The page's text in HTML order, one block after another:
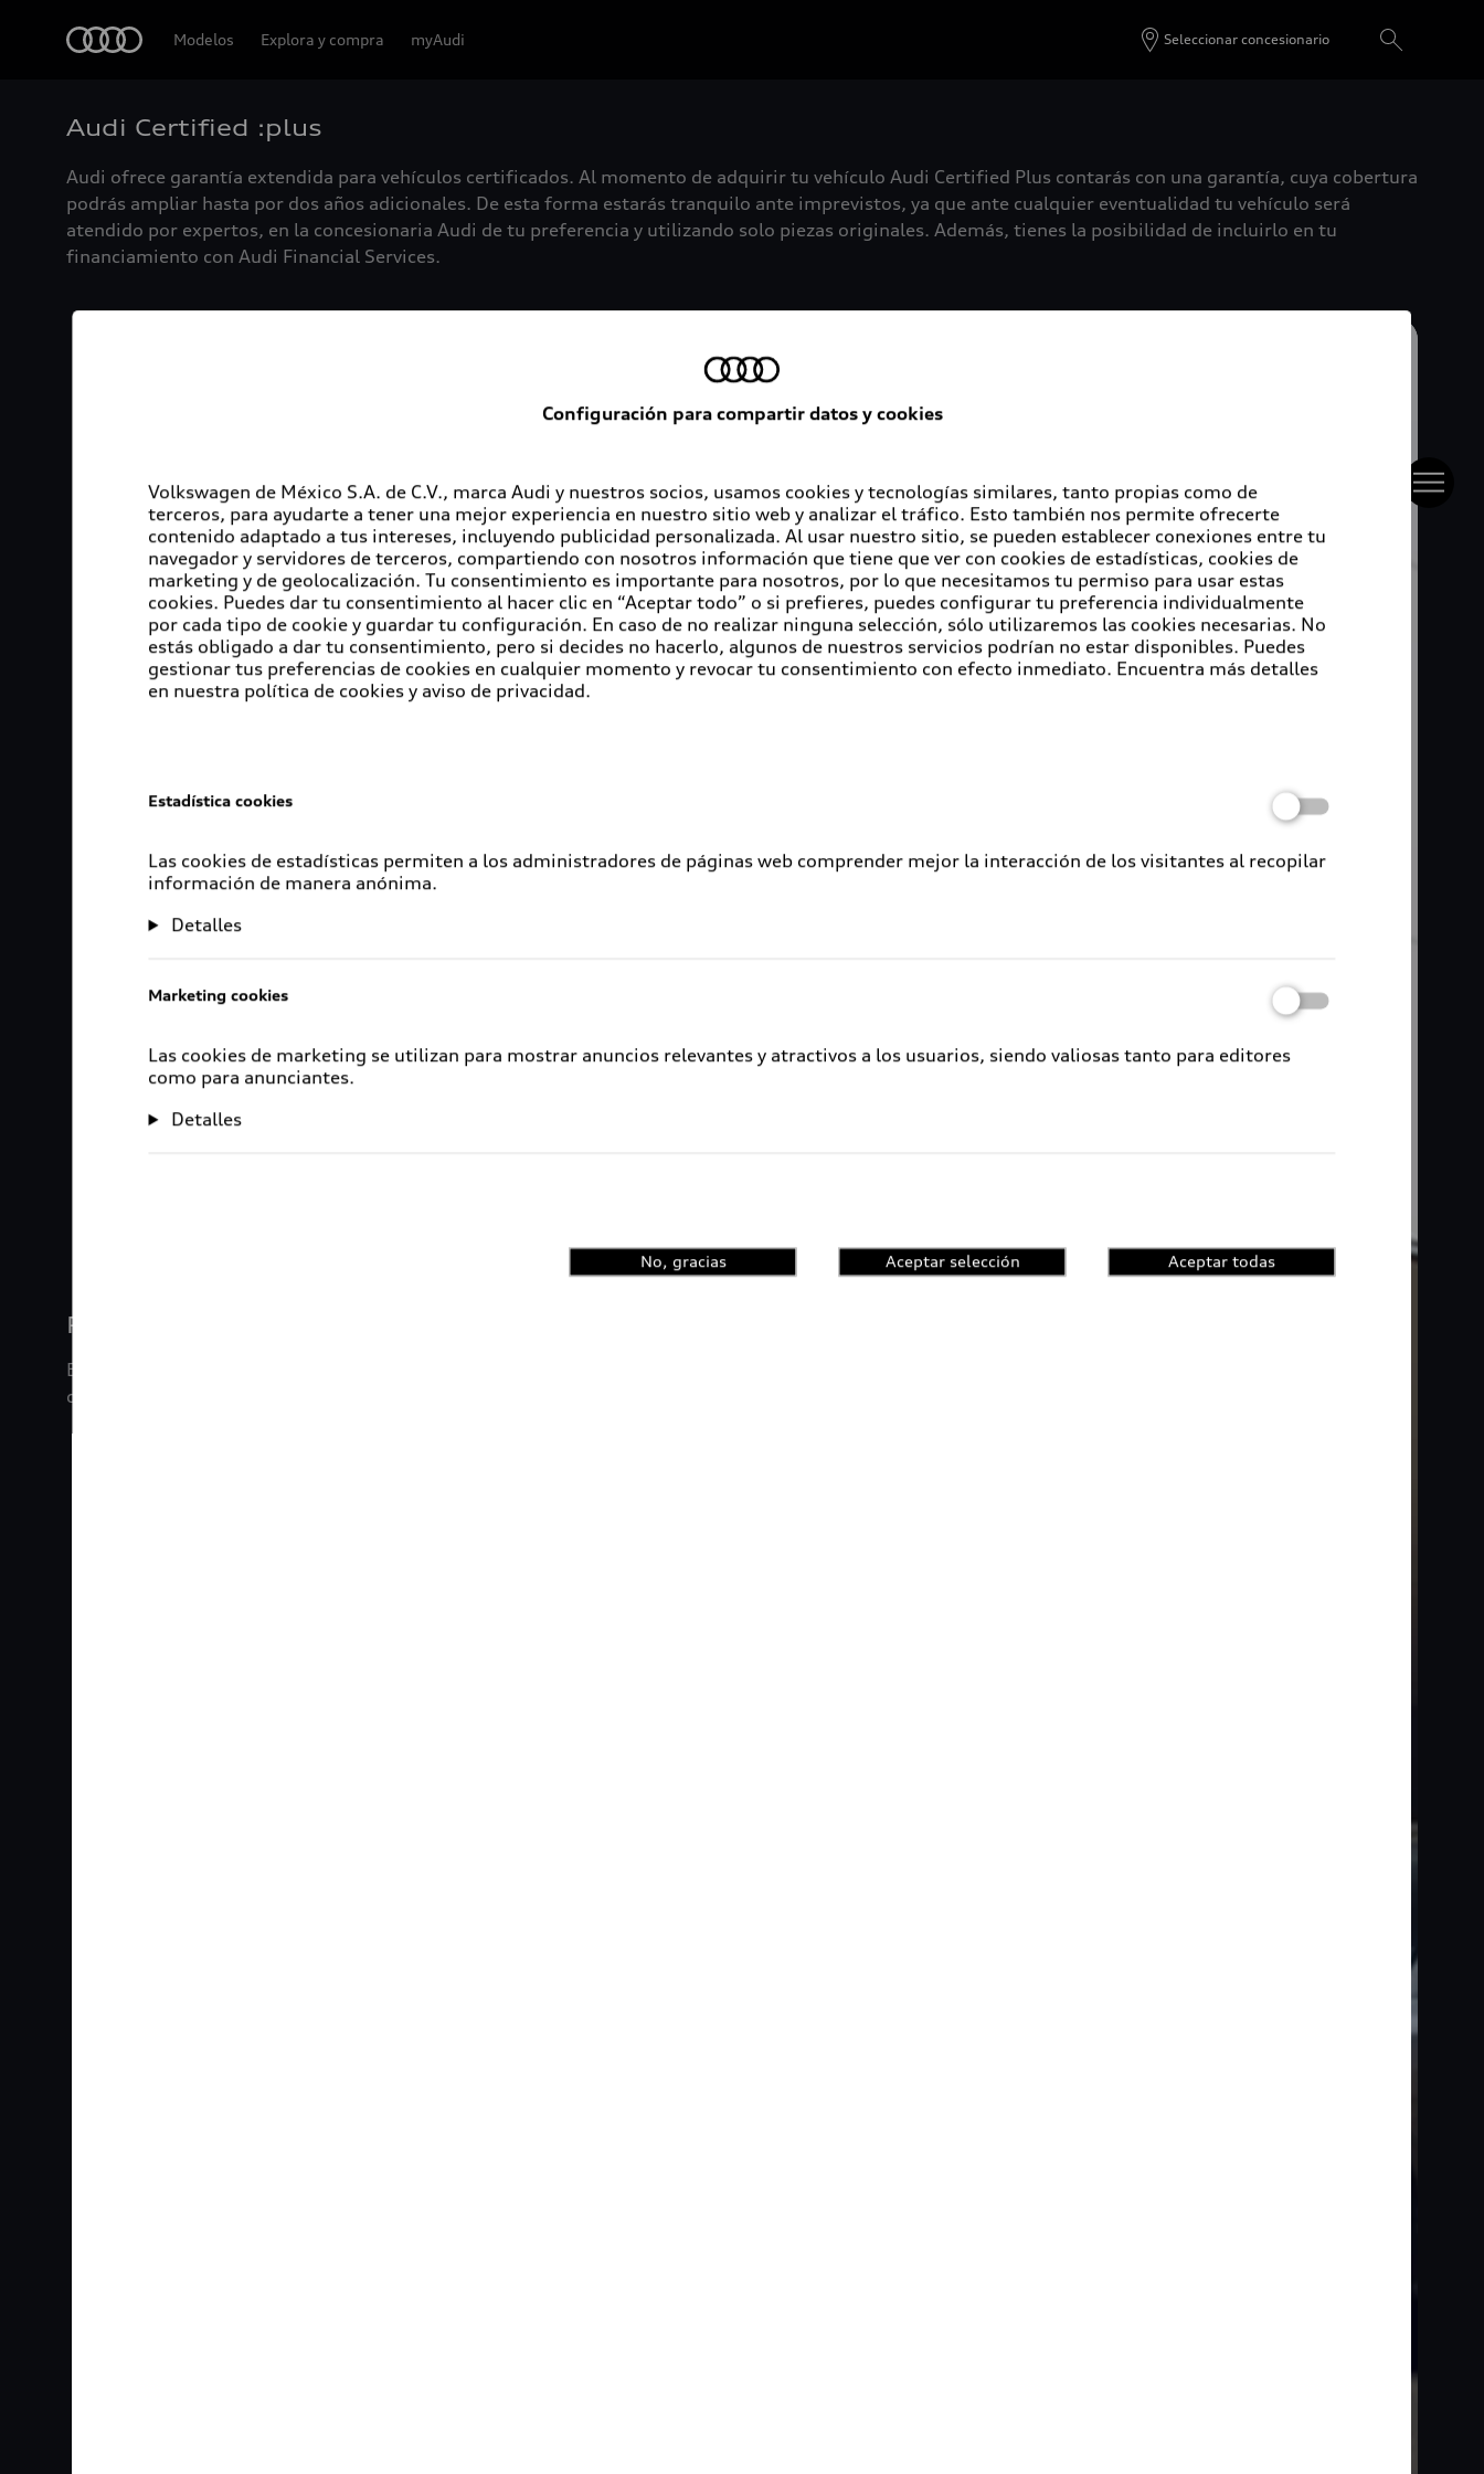
Modelos Explora y compra myAudi Seleccionar concesionario
Audi Certified :plus
Audi ofrece garantía extendida para vehículos certificados. Al momento de adquirir tu vehículo Audi Certified Plus contarás con una garantía, cuya cobertura
podrás ampliar hasta por dos años adicionales. De esta forma estarás tranquilo ante imprevistos, ya que ante cualquier eventualidad tu vehículo será
atendido por expertos, en la concesionaria Audi de tu preferencia y utilizando solo piezas originales. Además, tienes la posibilidad de incluirlo en tu
financiamiento con Audi Financial Services.
Rigurosa inspección
En Audi Certified :plus, nuestros vehículos son sometidos a un proceso
de inspección de 120 puntos.
Configuración para compartir datos y cookies
Volkswagen de México S.A. de C.V., marca Audi y nuestros socios, usamos cookies y tecnologías similares, tanto propias como de
terceros, para ayudarte a tener una mejor experiencia en nuestro sitio web y analizar el tráfico. Esto también nos permite ofrecerte
contenido adaptado a tus intereses, incluyendo publicidad personalizada. Al usar nuestro sitio, se pueden establecer conexiones entre tu
navegador y servidores de terceros, compartiendo con nosotros información que tiene que ver con cookies de estadísticas, cookies de
marketing y de geolocalización. Tu consentimiento es importante para nosotros, por lo que necesitamos tu permiso para usar estas
cookies. Puedes dar tu consentimiento al hacer clic en “Aceptar todo” o si prefieres, puedes configurar tu preferencia individualmente
por cada tipo de cookie y guardar tu configuración. En caso de no realizar ninguna selección, sólo utilizaremos las cookies necesarias. No
estás obligado a dar tu consentimiento, pero si decides no hacerlo, algunos de nuestros servicios podrían no estar disponibles. Puedes
gestionar tus preferencias de cookies en cualquier momento y revocar tu consentimiento con efecto inmediato. Encuentra más detalles
en nuestra política de cookies y aviso de privacidad.
Estadística cookies
Las cookies de estadísticas permiten a los administradores de páginas web comprender mejor la interacción de los visitantes al recopilar
información de manera anónima.
Detalles
Marketing cookies
Las cookies de marketing se utilizan para mostrar anuncios relevantes y atractivos a los usuarios, siendo valiosas tanto para editores
como para anunciantes.
Detalles
No, gracias Aceptar selección Aceptar todas